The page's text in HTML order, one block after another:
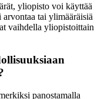
yliopisto voi käyttää
tai ylimääräisiä
vaihdella yliopistoittain
panostamalla